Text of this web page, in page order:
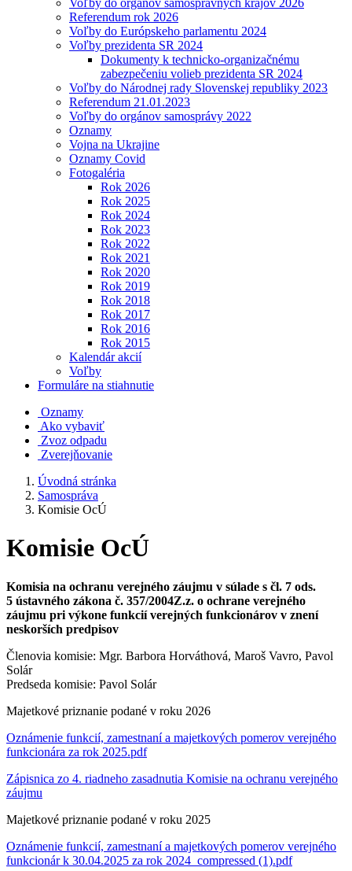
Voľby do orgánov samosprávnych krajov 2026
Referendum rok 2026
Voľby do Európskeho parlamentu 2024
Voľby prezidenta SR 2024
Dokumenty k technicko-organizačnému
zabezpečeniu volieb prezidenta SR 2024
Voľby do Národnej rady Slovenskej republiky 2023
Referendum 21.01.2023
Voľby do orgánov samosprávy 2022
Oznamy
Vojna na Ukrajine
Oznamy Covid
Fotogaléria
Rok 2026
Rok 2025
Rok 2024
Rok 2023
Rok 2022
Rok 2021
Rok 2020
Rok 2019
Rok 2018
Rok 2017
Rok 2016
Rok 2015
Kalendár akcií
Voľby
Formuláre na stiahnutie
Oznamy
Ako vybaviť
Zvoz odpadu
Zverejňovanie
Úvodná stránka
Samospráva
Komisie OcÚ
Komisie OcÚ
Komisia na ochranu verejného záujmu v súlade s čl. 7 ods.
5 ústavného zákona č. 357/2004Z.z. o ochrane verejného
záujmu pri výkone funkcií verejných funkcionárov v znení
neskorších predpisov
Členovia komisie: Mgr. Barbora Horváthová, Maroš Vavro, Pavol
Solár
Predseda komisie: Pavol Solár
Majetkové priznanie podané v roku 2026
Oznámenie funkcií, zamestnaní a majetkových pomerov verejného
funkcionára za rok 2025.pdf
Zápisnica zo 4. riadneho zasadnutia Komisie na ochranu verejného
záujmu
Majetkové priznanie podané v roku 2025
Oznámenie funkcií, zamestnaní a majetkových pomerov verejného
funkcionár k 30.04.2025 za rok 2024_compressed (1).pdf